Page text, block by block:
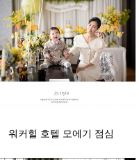
워커힐 호텔 모에기 점심